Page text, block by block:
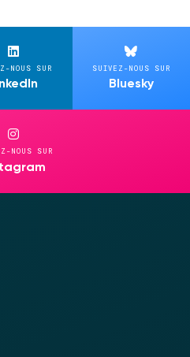
NOUS SUR SUIVEZ-NOUS SUR
Bluesky
NOUS SUR